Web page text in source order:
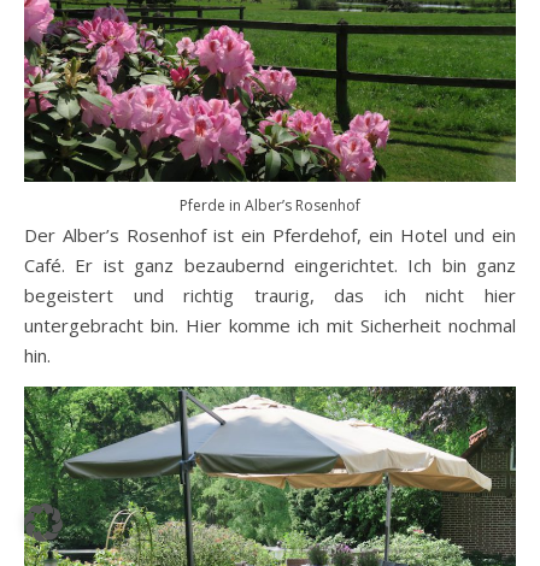
Pferde in Alber’s Rosenhof
Der Alber’s Rosenhof ist ein Pferdehof, ein Hotel und ein
Café. Er ist ganz bezaubernd eingerichtet. Ich bin ganz
begeistert und richtig traurig, das ich nicht hier
untergebracht bin. Hier komme ich mit Sicherheit nochmal
hin.